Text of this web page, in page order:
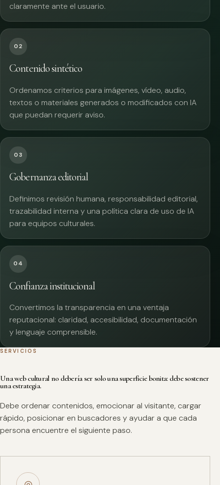
claramente ante el usuario.
02
Contenido sintético
Ordenamos criterios para imágenes, vídeo, audio,
textos o materiales generados o modificados con IA
que puedan requerir aviso.
03
Gobernanza editorial
Definimos revisión humana, responsabilidad editorial,
trazabilidad interna y una política clara de uso de IA
para equipos culturales.
04
Confianza institucional
Convertimos la transparencia en una ventaja
reputacional: claridad, accesibilidad, documentación
y lenguaje comprensible.
SERVICIOS
Una web cultural no debería ser solo una superficie bonita: debe sostener
una estrategia.
Debe ordenar contenidos, emocionar al visitante, cargar
rápido, posicionar en buscadores y ayudar a que cada
persona encuentre el siguiente paso.